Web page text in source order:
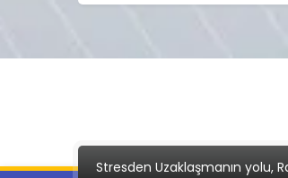
Stresden Uzaklaşmanın yolu,